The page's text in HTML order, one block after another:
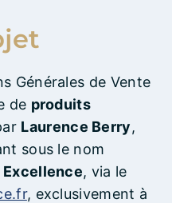
Générales de Vente
de produits
Laurence Berry,
sous le nom
, via le
, exclusivement à